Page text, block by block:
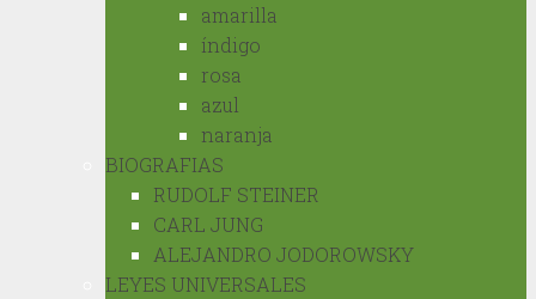
amarilla
índigo
rosa
azul
naranja
BIOGRAFIAS
RUDOLF STEINER
CARL JUNG
ALEJANDRO JODOROWSKY
LEYES UNIVERSALES